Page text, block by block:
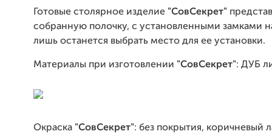
Готовые столярное изделие "СовСекрет"
собранную полочку, с установленными замками
лишь останется выбрать место для ее установки.
Материалы при изготовлении "СовСекрет": ДУБ
Окраска "СовСекрет": без покрытия, коричневый